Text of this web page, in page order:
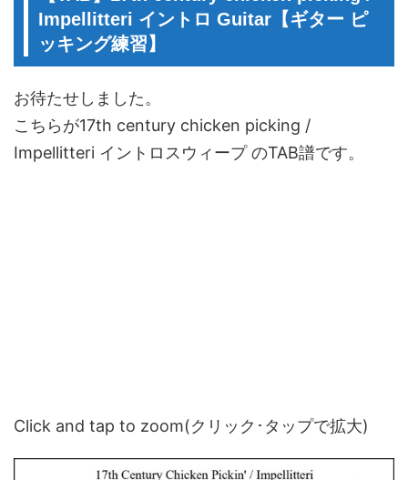
Impellitteri イントロ Guitar【ギター ピ
ッキング練習】
お待たせしました。
こちらが17th century chicken picking /
Impellitteri イントロスウィープ のTAB譜です。
Click and tap to zoom(クリック･タップで拡大)